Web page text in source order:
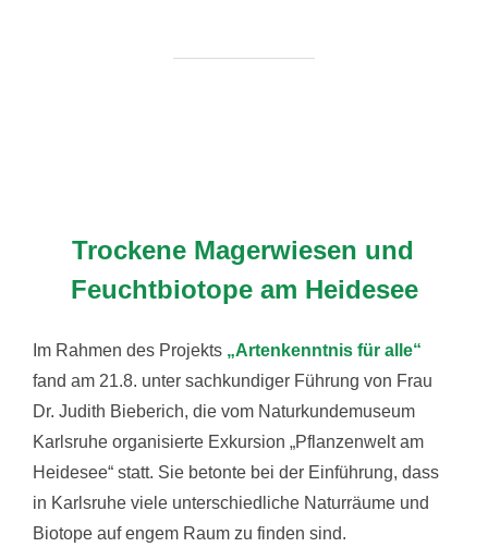
Trockene Magerwiesen und
Feuchtbiotope am Heidesee
Im Rahmen des Projekts „Artenkenntnis für alle“
fand am 21.8. unter sachkundiger Führung von Frau
Dr. Judith Bieberich, die vom Naturkundemuseum
Karlsruhe organisierte Exkursion „Pflanzenwelt am
Heidesee“ statt. Sie betonte bei der Einführung, dass
in Karlsruhe viele unterschiedliche Naturräume und
Biotope auf engem Raum zu finden sind.